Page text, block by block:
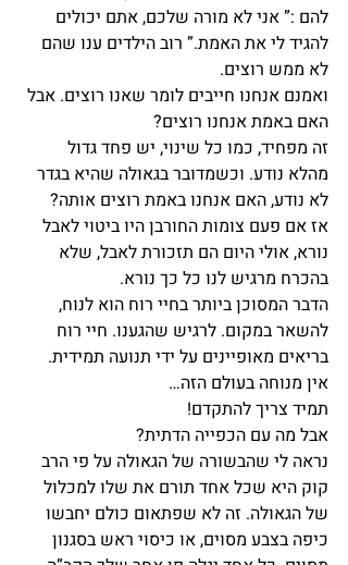
להם :” אני לא מורה שלכם, אתם יכולים
להגיד לי את האמת.” רוב הילדים ענו שהם
לא ממש רוצים.
ואמנם אנחנו חייבים לומר שאנו רוצים. אבל
האם באמת אנחנו רוצים?
זה מפחיד, כמו כל שינוי, יש פחד גדול
מהלא נודע. וכשמדובר בגאולה שהיא בגדר
לא נודע, האם אנחנו באמת רוצים אותה?
אז אם פעם צומות החורבן היו ביטוי לאבל
נורא, אולי היום הם תזכורת לאבל, שלא
בהכרח מרגיש לנו כל כך נורא.
הדבר המסוכן ביותר בחיי רוח הוא לנוח,
להשאר במקום. לרגיש שהגענו. חיי רוח
בריאים מאופיינים על ידי תנועה תמידית.
אין מנוחה בעולם הזה…
תמיד צריך להתקדם!
אבל מה עם הכפייה הדתית?
נראה לי שהבשורה של הגאולה על פי הרב
קוק היא שכל אחד תורם את שלו למכלול
של הגאולה. זה לא שפתאום כולם יחבשו
כיפה בצבע מסוים, או כיסוי ראש בסגנון